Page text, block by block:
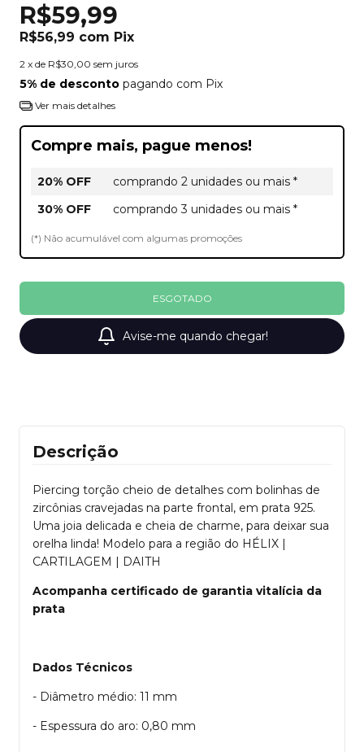
R$59,99
R$56,99 com Pix
2 x de R$30,00 sem juros
5% de desconto pagando com Pix
Ver mais detalhes
Compre mais, pague menos!
20% OFF
comprando 2 unidades ou mais *
30% OFF
comprando 3 unidades ou mais *
(*) Não acumulável com algumas promoções
Avise-me quando chegar!
Descrição
Piercing torção cheio de detalhes com bolinhas de
zircônias cravejadas na parte frontal, em prata 925.
Uma joia delicada e cheia de charme, para deixar sua
orelha linda! Modelo para a região do HÉLIX |
CARTILAGEM | DAITH
Acompanha certificado de garantia vitalícia da
prata
Dados Técnicos
- Diâmetro médio: 11 mm
- Espessura do aro: 0,80 mm